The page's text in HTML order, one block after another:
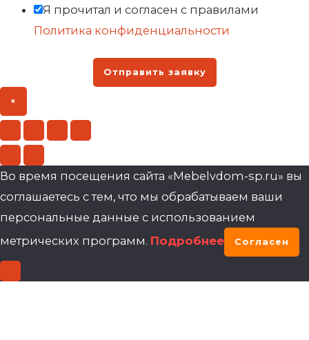
Я прочитал и согласен с правилами
Политика конфиденциальности
Отправить заявку
×
Во время посещения сайта «Mebelvdom-sp.ru» вы
соглашаетесь с тем, что мы обрабатываем ваши
персональные данные с использованием
метрических программ. Подробнее Согласен